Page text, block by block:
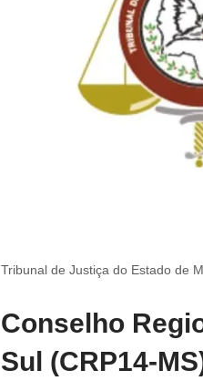
Tribunal de Justiça do Estado de
Conselho
Sul (CRP14-